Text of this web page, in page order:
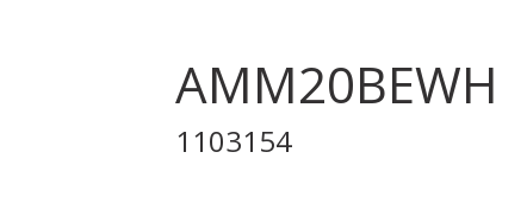
AMM20BEWH
1103154